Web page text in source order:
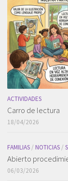
ACTIVIDADES
Carro de lectura
18/04/2026
FAMILIAS / NOTICIAS /
Abierto
06/03/2026